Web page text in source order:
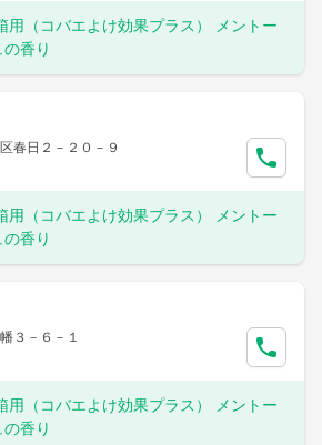
用（コバエよけ効果プラス） メントー
香り
春日２－２０－９
用（コバエよけ効果プラス） メントー
香り
３－６－１
用（コバエよけ効果プラス） メントー
香り